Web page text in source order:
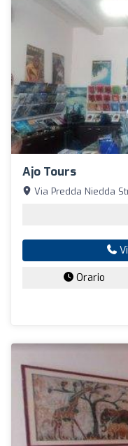
Ajo Tours
Via Predda Niedda
Orario